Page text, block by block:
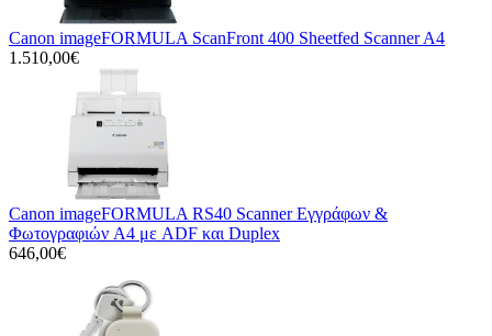
Canon imageFORMULA ScanFront 400 Sheetfed Scanner A4
1.510,00€
Canon imageFORMULA RS40 Scanner Εγγράφων &
Φωτογραφιών A4 με ADF και Duplex
646,00€